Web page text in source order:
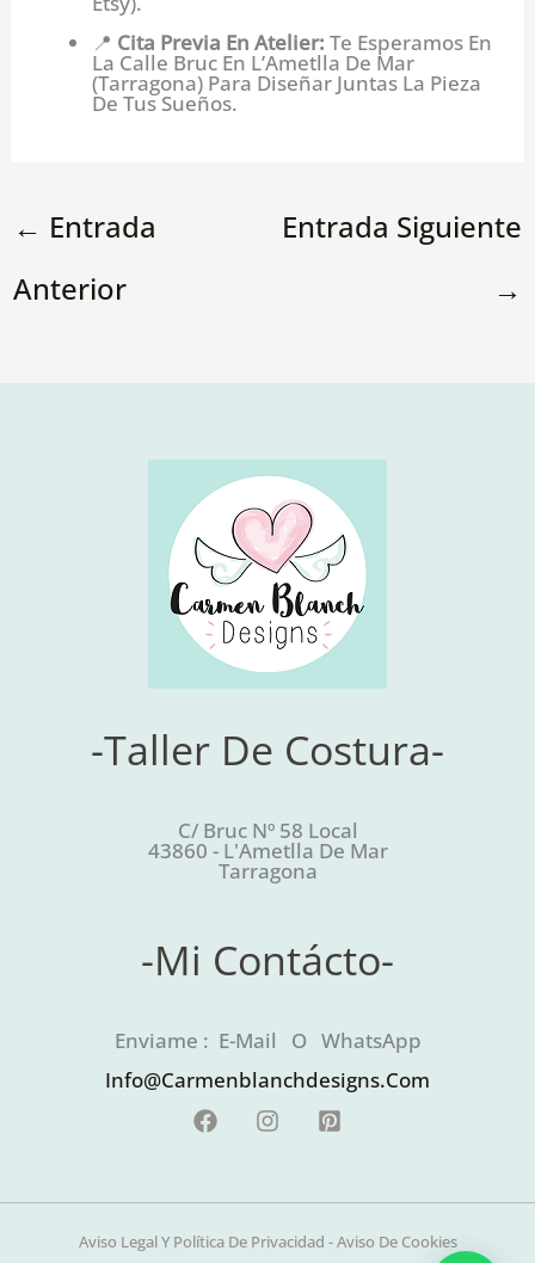
📍 Cita Previa En Atelier: Te Esperamos En
La Calle Bruc En L’Ametlla De Mar
(Tarragona) Para Diseñar Juntas La Pieza
De Tus Sueños.
← Entrada
Anterior
Entrada Siguiente
→
-Taller De Costura-
C/ Bruc Nº 58 Local
43860 - L'Ametlla De Mar
Tarragona
-Mi Contácto-
Enviame : E-Mail O WhatsApp
Info@carmenblanchdesigns.com
Aviso Legal Y Política De Privacidad -Aviso De Cookies